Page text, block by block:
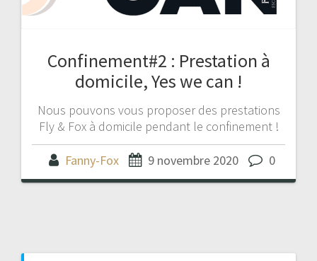
Confinement#2 : Prestation à
domicile, Yes we can !
Nous pouvons vous proposer des prestations
Fly & Fox à domicile pendant le confinement !
Fanny-Fox 9 novembre 2020 0